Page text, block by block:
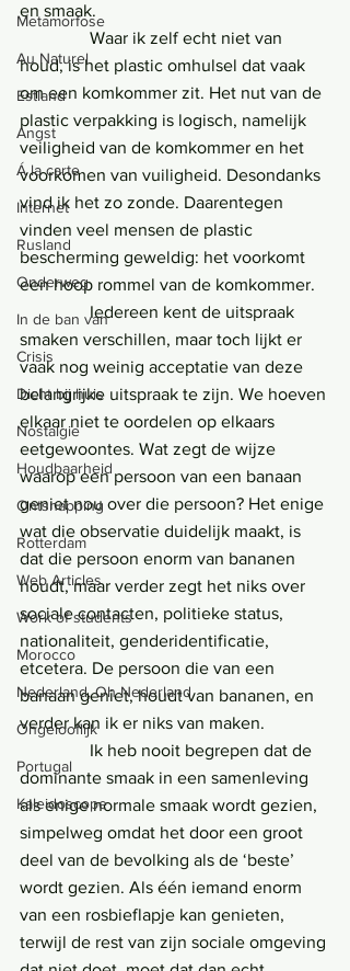
Metamorfose
Au Naturel
Estland
Angst
Á la carte
Internet
Rusland
Onderweg
In de ban van
Crisis
Dicht bij huis
Nostalgie
Houdbaarheid
Ontsnapping
Rotterdam
Web Articles
Work of students
Morocco
Nederland, Oh Nederland
Ongelooflijk
Portugal
Kaleidoscope
en smaak.
houd, is het plastic omhulsel dat vaak
om een komkommer zit. Het nut van de
plastic verpakking is logisch, namelijk
veiligheid van de komkommer en het
voorkomen van vuiligheid. Desondanks
vind ik het zo zonde. Daarentegen
vinden veel mensen de plastic
bescherming geweldig: het voorkomt
een hoop rommel van de komkommer.
                Iedereen kent de uitspraak
smaken verschillen, maar toch lijkt er
vaak nog weinig acceptatie van deze
belangrijke uitspraak te zijn. We hoeven
elkaar niet te oordelen op elkaars
eetgewoontes. Wat zegt de wijze
waarop een persoon van een banaan
geniet nou over die persoon? Het enige
wat die observatie duidelijk maakt, is
dat die persoon enorm van bananen
houdt, maar verder zegt het niks over
sociale contacten, politieke status,
nationaliteit, genderidentificatie,
etcetera. De persoon die van een
banaan geniet, houdt van bananen, en
verder kan ik er niks van maken.
dominante smaak in een samenleving
als enige normale smaak wordt gezien,
simpelweg omdat het door een groot
deel van de bevolking als de ‘beste’
wordt gezien. Als één iemand enorm
van een rosbieflapje kan genieten,
terwijl de rest van zijn sociale omgeving